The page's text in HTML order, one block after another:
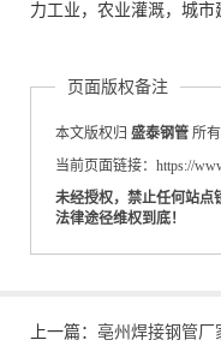
力工业，农业灌溉，城市
页面版权备注
本文版权归 盛泰钢管 所
当前页面链接：https://
未经授权，禁止任何站点
法律途径维权到底！
上一篇： 亳州焊接钢管厂